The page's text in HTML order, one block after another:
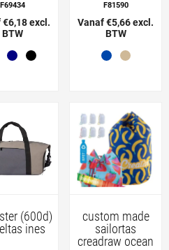
F69434
€6,18 excl.
BTW
F81590
Vanaf €5,66 excl.
BTW
(600d)
ines
custom made
sailortas
creadraw ocean